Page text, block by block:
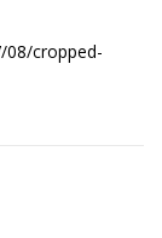
cropped-